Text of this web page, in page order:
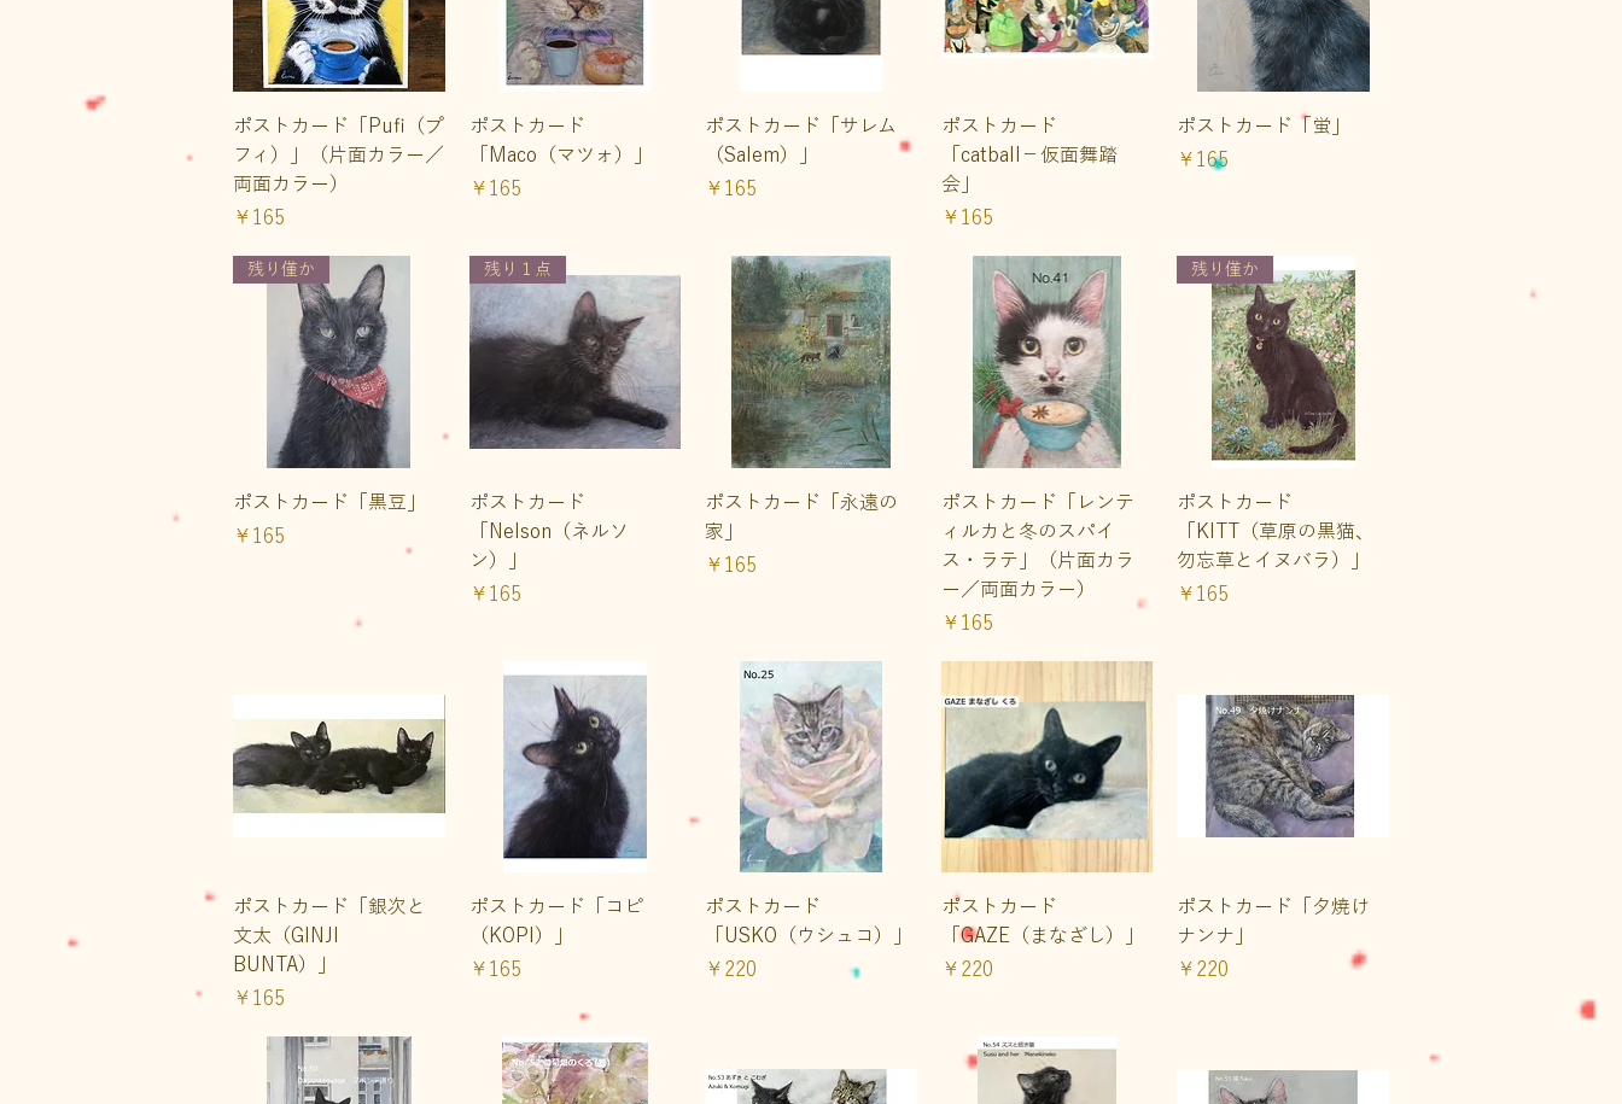
クイックビュー
ポストカード「Pufi（プ
フィ）」（片面カラー／
両面カラー）
価格
￥165
クイックビュー
ポストカード
「Maco（マツォ）」
価格
￥165
クイックビュー
ポストカード「サレム
（Salem）」
価格
￥165
クイックビュー
ポストカード
「catball−仮面舞踏
会」
価格
￥165
クイックビュー
ポストカード「蛍」
価格
￥165
クイックビュー
残り僅か
ポストカード「黒豆」
価格
￥165
クイックビュー
残り１点
ポストカード
「Nelson（ネルソ
ン）」
価格
￥165
クイックビュー
ポストカード「永遠の
家」
価格
￥165
クイックビュー
ポストカード「レンテ
ィルカと冬のスパイ
ス・ラテ」（片面カラ
ー／両面カラー）
価格
￥165
クイックビュー
残り僅か
ポストカード
「KITT（草原の黒猫、
勿忘草とイヌバラ）」
価格
￥165
クイックビュー
ポストカード「銀次と
文太（GINJI
BUNTA）」
価格
￥165
クイックビュー
ポストカード「コピ
（KOPI）」
価格
￥165
クイックビュー
ポストカード
「USKO（ウシュコ）」
価格
￥220
クイックビュー
ポストカード
「GAZE（まなざし）」
価格
￥220
クイックビュー
ポストカード「夕焼け
ナンナ」
価格
￥220